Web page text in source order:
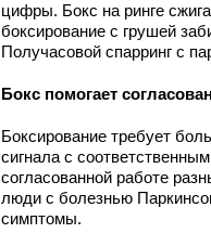
цифры. Бокс на ринге
боксирование с грушей
Получасовой спарринг с
Бокс помогает
Боксирование требует
сигнала с
согласованной работе
люди с болезнью
симптомы.